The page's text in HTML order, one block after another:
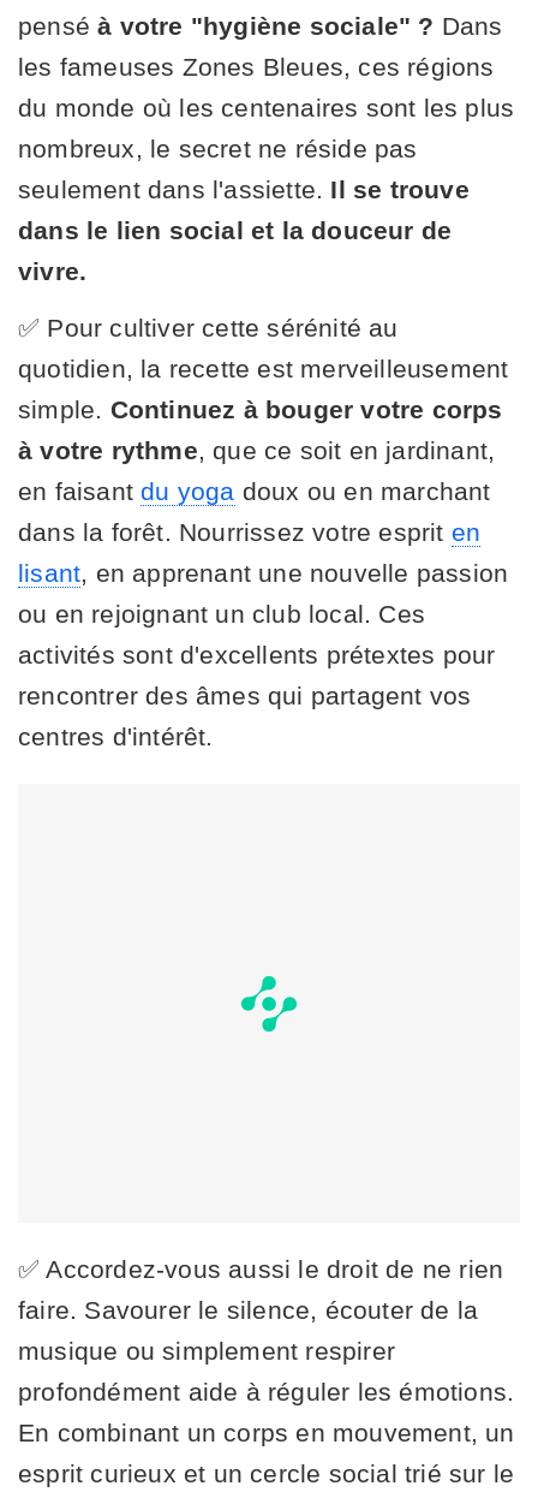
penséà votre "hygiène sociale" ? Dans
les fameuses Zones Bleues, ces régions
du monde où les centenaires sont les plus
nombreux, le secret ne réside pas
seulement dans l'assiette. Il se trouve
dans le lien social et la douceur de
vivre.
✅ Pour cultiver cette sérénité au
quotidien, la recette est merveilleusement
simple. Continuez à bouger votre corps
à votre rythme , que ce soit en jardinant,
en faisantdu yoga doux ou en marchant
dans la forêt. Nourrissez votre esprit en
lisant , en apprenant une nouvelle passion
ou en rejoignant un club local. Ces
activités sont d'excellents prétextes pour
rencontrer des âmes qui partagent vos
centres d'intérêt.
✅ Accordez-vous aussi le droit de ne rien
faire. Savourer le silence, écouter de la
musique ou simplement respirer
profondément aide à réguler les émotions.
En combinant un corps en mouvement, un
esprit curieux et un cercle social trié sur le